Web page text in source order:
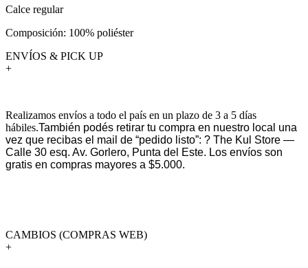
Calce regular
Composición: 100% poliéster
ENVÍOS & PICK UP
+
Realizamos envíos a todo el país en un plazo de 3 a 5 días
hábiles.También podés retirar tu compra en nuestro local una
vez que recibas el mail de “pedido listo”: ? The Kul Store —
Calle 30 esq. Av. Gorlero, Punta del Este. Los envíos son
gratis en compras mayores a $5.000.
CAMBIOS (COMPRAS WEB)
+